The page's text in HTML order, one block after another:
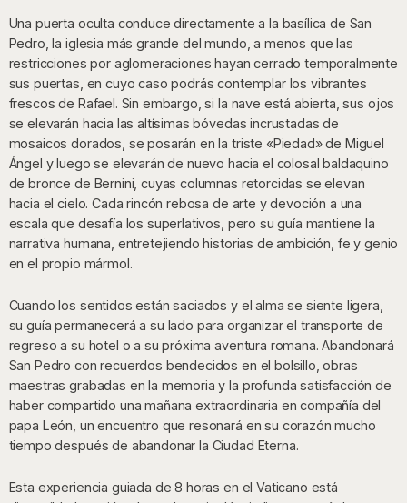
Una puerta oculta conduce directamente a la basílica de San
Pedro, la iglesia más grande del mundo, a menos que las
restricciones por aglomeraciones hayan cerrado temporalmente
sus puertas, en cuyo caso podrás contemplar los vibrantes
frescos de Rafael. Sin embargo, si la nave está abierta, sus ojos
se elevarán hacia las altísimas bóvedas incrustadas de
mosaicos dorados, se posarán en la triste «Piedad» de Miguel
Ángel y luego se elevarán de nuevo hacia el colosal baldaquino
de bronce de Bernini, cuyas columnas retorcidas se elevan
hacia el cielo. Cada rincón rebosa de arte y devoción a una
escala que desafía los superlativos, pero su guía mantiene la
narrativa humana, entretejiendo historias de ambición, fe y genio
en el propio mármol.
Cuando los sentidos están saciados y el alma se siente ligera,
su guía permanecerá a su lado para organizar el transporte de
regreso a su hotel o a su próxima aventura romana. Abandonará
San Pedro con recuerdos bendecidos en el bolsillo, obras
maestras grabadas en la memoria y la profunda satisfacción de
haber compartido una mañana extraordinaria en compañía del
papa León, un encuentro que resonará en su corazón mucho
tiempo después de abandonar la Ciudad Eterna.
Esta experiencia guiada de 8 horas en el Vaticano está